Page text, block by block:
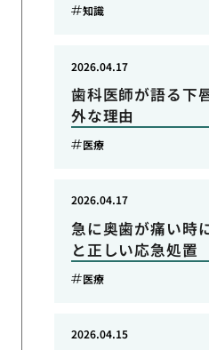
知識
歯科医師が語る下
外な理由
2026.04.17
医療
急に奥歯が痛い時
と正しい応急処置
2026.04.17
医療
2026.04.15